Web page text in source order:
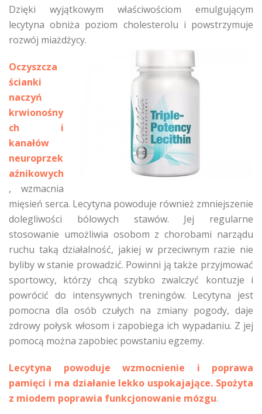
Dzięki wyjątkowym właściwościom emulgującym
lecytyna obniża poziom cholesterolu i powstrzymuje
rozwój miażdżycy.
Oczyszcza
ścianki
naczyń
krwionośny
ch i
kanałów
neuroprzek
aźnikowych
, wzmacnia
mięsień serca. Lecytyna powoduje również zmniejszenie
dolegliwości bólowych stawów. Jej regularne
stosowanie umożliwia osobom z chorobami narządu
ruchu taką działalność, jakiej w przeciwnym razie nie
byliby w stanie prowadzić. Powinni ją także przyjmować
sportowcy, którzy chcą szybko zwalczyć kontuzje i
powrócić do intensywnych treningów. Lecytyna jest
pomocna dla osób czułych na zmiany pogody, daje
zdrowy połysk włosom i zapobiega ich wypadaniu. Z jej
pomocą można zapobiec powstaniu egzemy.
Lecytyna powoduje wzmocnienie i poprawa
pamięci i ma działanie lekko uspokajające. Spożyta
z miodem poprawia funkcjonowanie mózgu.